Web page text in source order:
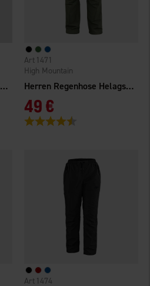
Kinder Regenhose Bergen WP Herren Regenhose Helags WP
High Mountain
1471
49 €
Bewertung:
1474